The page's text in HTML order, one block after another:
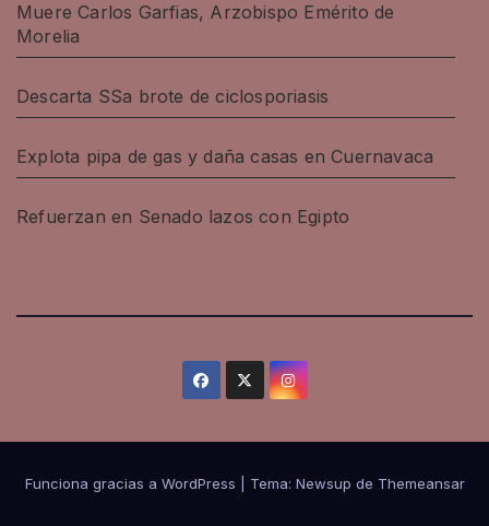
Muere Carlos Garfias, Arzobispo Emérito de
Morelia
Descarta SSa brote de ciclosporiasis
Explota pipa de gas y daña casas en Cuernavaca
Refuerzan en Senado lazos con Egipto
Funciona gracias a WordPress Tema: Newsup de Themeansar